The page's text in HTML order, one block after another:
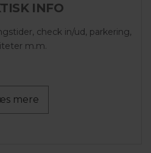
INFO
check in/ud, parkering,
m.m.
mere